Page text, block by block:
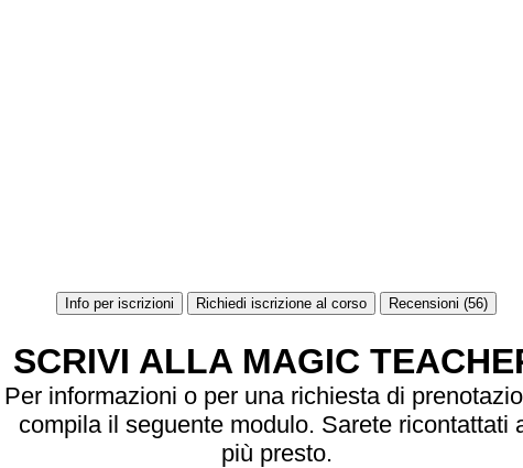
Info per iscrizioni Richiedi iscrizione al corso Recensioni (56)
SCRIVI ALLA MAGIC
Per informazioni o per una richiesta di
compila il seguente modulo. Sarete ricontattati
più presto.